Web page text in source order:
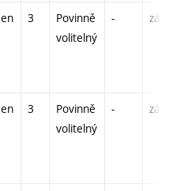
en 3
Povinně
volitelný
- zá
en 3
Povinně
volitelný
- zá